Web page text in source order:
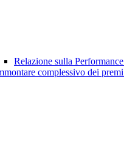
Relazione sulla Performance
complessivo dei premi